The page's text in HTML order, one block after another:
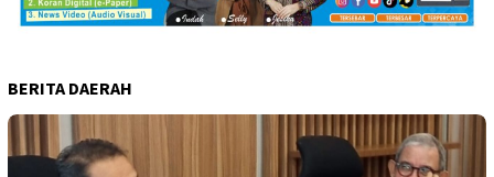
BERITA DAERAH